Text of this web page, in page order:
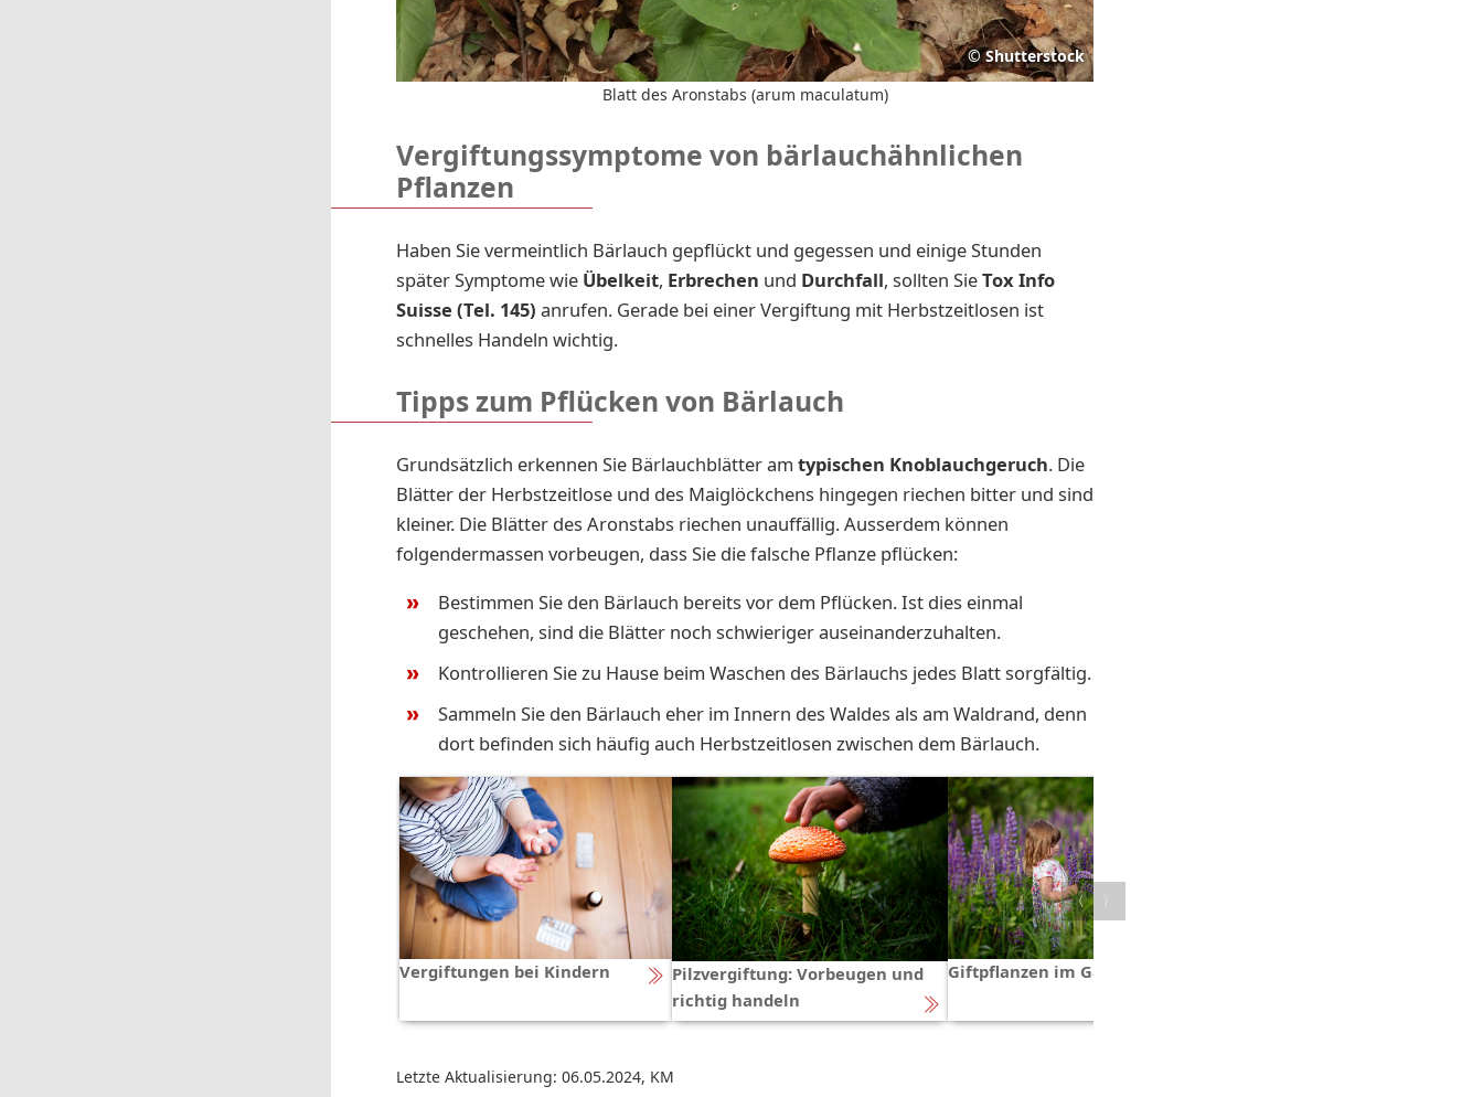
© Shutterstock
Blatt des Aronstabs (arum maculatum)
Vergiftungssymptome von bärlauchähnlichen
Pflanzen
Haben Sie vermeintlich Bärlauch gepflückt und gegessen und einige Stunden
später Symptome wie Übelkeit, Erbrechen und Durchfall, sollten SieTox Info
Suisse (Tel. 145) anrufen. Gerade bei einer Vergiftung mit Herbstzeitlosen ist
schnelles Handeln wichtig.
Tipps zum Pflücken von Bärlauch
Grundsätzlich erkennen Sie Bärlauchblätter am typischen Knoblauchgeruch. Die
Blätter der Herbstzeitlose und des Maiglöckchens hingegen riechen bitter und sind
kleiner. Die Blätter des Aronstabs riechen unauffällig. Ausserdem können
folgendermassen vorbeugen, dass Sie die falsche Pflanze pflücken:
Bestimmen Sie den Bärlauch bereits vor dem Pflücken. Ist dies einmal
geschehen, sind die Blätter noch schwieriger auseinanderzuhalten.
Kontrollieren Sie zu Hause beim Waschen des Bärlauchs jedes Blatt sorgfältig.
Sammeln Sie den Bärlauch eher im Innern des Waldes als am Waldrand, denn
dort befinden sich häufig auch Herbstzeitlosen zwischen dem Bärlauch.
Vergiftungen bei Kindern
Pilzvergiftung: Vorbeugen und
richtig handeln
Giftpflanzen im Garten
〈 〉
Letzte Aktualisierung: 06.05.2024, KM